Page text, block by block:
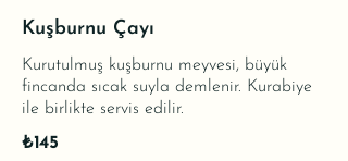
Kuşburnu Çayı
Kurutulmuş kuşburnu meyvesi, büyük
fincanda sıcak suyla demlenir. Kurabiye
ile birlikte servis edilir.
₺145